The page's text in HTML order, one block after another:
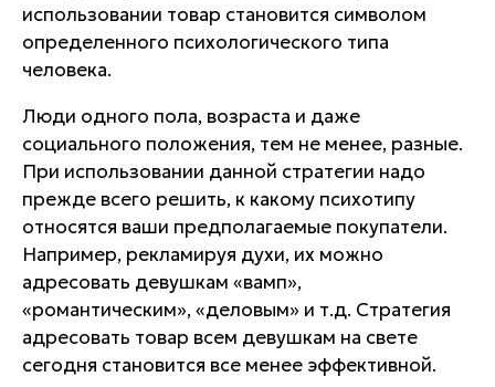
использовании товар становится символом
определенного психологического типа
человека.
Люди одного пола, возраста и даже
социального положения, тем не менее, разные.
При использовании данной стратегии надо
прежде всего решить, к какому психотипу
относятся ваши предполагаемые покупатели.
Например, рекламируя духи, их можно
адресовать девушкам «вамп»,
«романтическим», «деловым» и т.д. Стратегия
адресовать товар всем девушкам на свете
сегодня становится все менее эффективной.